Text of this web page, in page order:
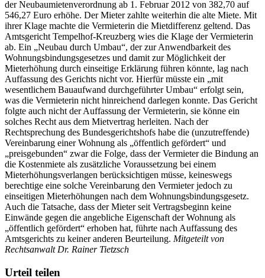
der Neubaumietenverordnung ab 1. Februar 2012 von 382,70 auf
546,27 Euro erhöhe. Der Mieter zahlte weiterhin die alte Miete. Mit
ihrer Klage machte die Vermieterin die Mietdifferenz geltend. Das
Amtsgericht Tempelhof-Kreuzberg wies die Klage der Vermieterin
ab. Ein „Neubau durch Umbau“, der zur Anwendbarkeit des
Wohnungsbindungsgesetzes und damit zur Möglichkeit der
Mieterhöhung durch einseitige Erklärung führen könnte, lag nach
Auffassung des Gerichts nicht vor. Hierfür müsste ein „mit
wesentlichem Bauaufwand durchgeführter Umbau“ erfolgt sein,
was die Vermieterin nicht hinreichend darlegen konnte. Das Gericht
folgte auch nicht der Auffassung der Vermieterin, sie könne ein
solches Recht aus dem Mietvertrag herleiten. Nach der
Rechtsprechung des Bundesgerichtshofs habe die (unzutreffende)
Vereinbarung einer Wohnung als „öffentlich gefördert“ und
„preisgebunden“ zwar die Folge, dass der Vermieter die Bindung an
die Kostenmiete als zusätzliche Voraussetzung bei einem
Mieterhöhungsverlangen berücksichtigen müsse, keineswegs
berechtige eine solche Vereinbarung den Vermieter jedoch zu
einseitigen Mieterhöhungen nach dem Wohnungsbindungsgesetz.
Auch die Tatsache, dass der Mieter seit Vertragsbeginn keine
Einwände gegen die angebliche Eigenschaft der Wohnung als
„öffentlich gefördert“ erhoben hat, führte nach Auffassung des
Amtsgerichts zu keiner anderen Beurteilung. Mitgeteilt von
Rechtsanwalt Dr. Rainer Tietzsch
Urteil teilen